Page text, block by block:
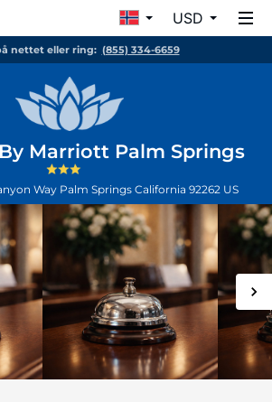
USD
nettet eller ring: (855) 334-6659
Marriott Palm Springs
Way Palm Springs California 92262 US